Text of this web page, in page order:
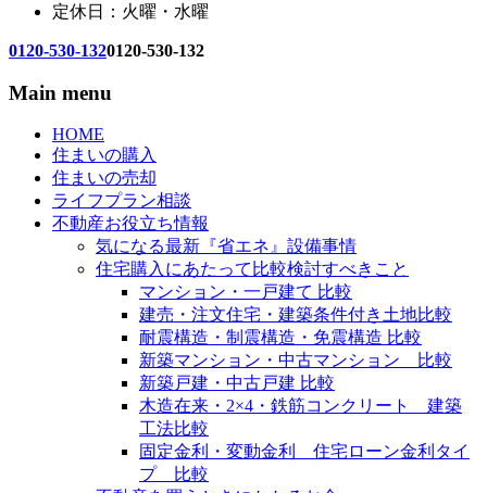
定休日：火曜・水曜
0120-530-1320120-530-132
Main menu
HOME
住まいの購入
住まいの売却
ライフプラン相談
不動産お役立ち情報
気になる最新『省エネ』設備事情
住宅購入にあたって比較検討すべきこと
マンション・一戸建て 比較
建売・注文住宅・建築条件付き土地比較
耐震構造・制震構造・免震構造 比較
新築マンション・中古マンション 比較
新築戸建・中古戸建 比較
木造在来・2×4・鉄筋コンクリート 建築
工法比較
固定金利・変動金利 住宅ローン金利タイ
プ 比較